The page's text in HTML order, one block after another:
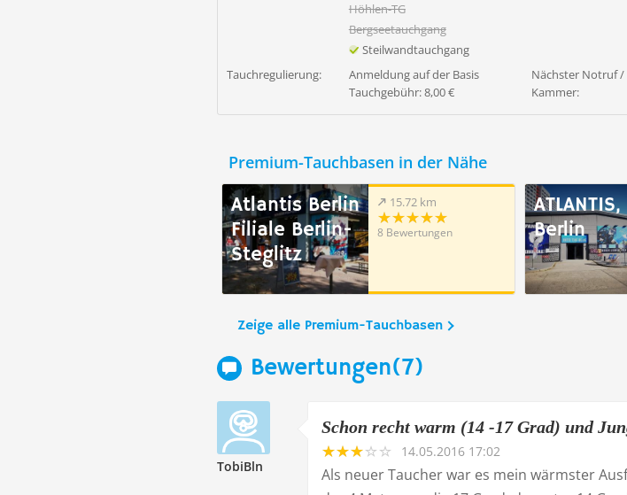
Höhlen-TG
Bergseetauchgang
Steilwandtauchgang
Tauchregulierung:
Anmeldung auf der Basis
Tauchgebühr: 8,00 €
Nächster Notruf /
Kammer:
Premium-Tauchbasen in der Nähe
Atlantis Berlin
Filiale Berlin-
Steglitz
15.72 km
8 Bewertungen
ATLANTIS,
Berlin
Zeige alle Premium-Tauchbasen
Bewertungen(7)
TobiBln
Schon recht warm (14 -17 Grad) und
14.05.2016 17:02
Als neuer Taucher war es mein wärmster